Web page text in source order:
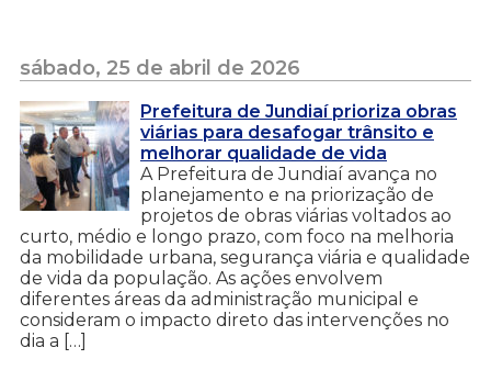
sábado, 25 de abril de 2026
Prefeitura de Jundiaí prioriza obras
viárias para desafogar trânsito e
melhorar qualidade de vida
A Prefeitura de Jundiaí avança no
planejamento e na priorização de
projetos de obras viárias voltados ao
curto, médio e longo prazo, com foco na melhoria
da mobilidade urbana, segurança viária e qualidade
de vida da população. As ações envolvem
diferentes áreas da administração municipal e
consideram o impacto direto das intervenções no
dia a […]